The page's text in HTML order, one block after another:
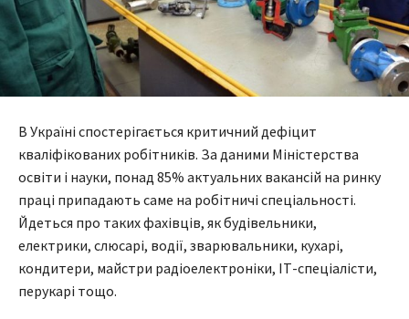
В Україні спостерігається критичний дефіцит
кваліфікованих робітників. За даними Міністерства
освіти і науки, понад 85% актуальних вакансій на ринку
праці припадають саме на робітничі спеціальності.
Йдеться про таких фахівців, як будівельники,
електрики, слюсарі, водії, зварювальники, кухарі,
кондитери, майстри радіоелектроніки, ІТ-спеціалісти,
перукарі тощо.